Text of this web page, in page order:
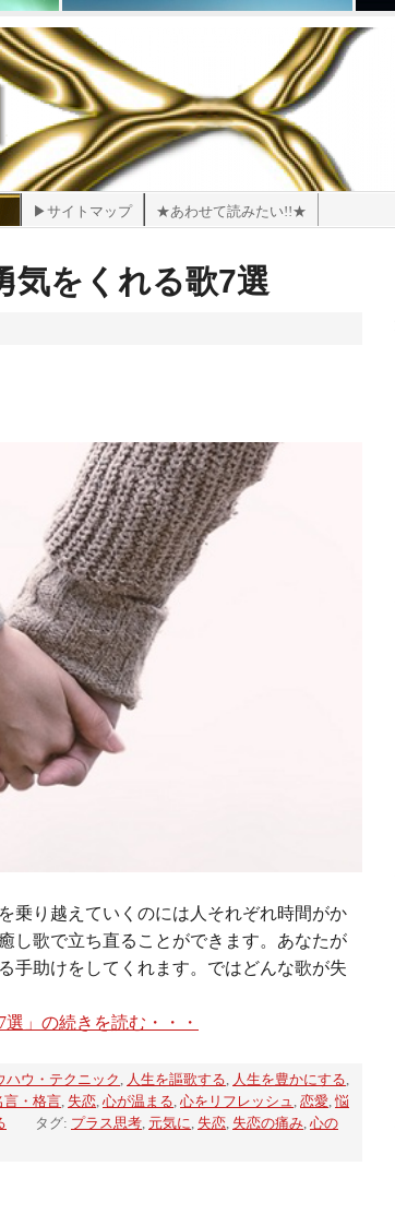
▶サイトマップ ★あわせて読みたい!!★
気をくれる歌7選
乗り越えていくのには人それぞれ時間がか
し歌で立ち直ることができます。あなたが
手助けをしてくれます。ではどんな歌が失
」の続きを読む・・・
ハウ・テクニック , 人生を謳歌する, 人生を豊かにする,
言・格言, 失恋, 心が温まる, 心をリフレッシュ , 恋愛,悩
タグ: プラス思考, 元気に, 失恋, 失恋の痛み, 心の